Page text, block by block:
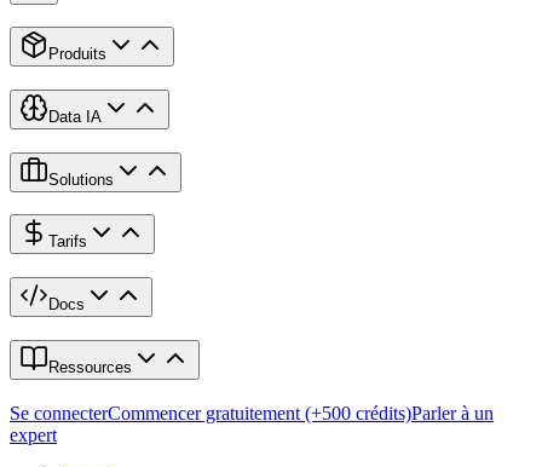
Produits
Data IA
Solutions
Tarifs
Docs
Ressources
Se connecterCommencer gratuitement (+500 crédits)Parler à un
expert